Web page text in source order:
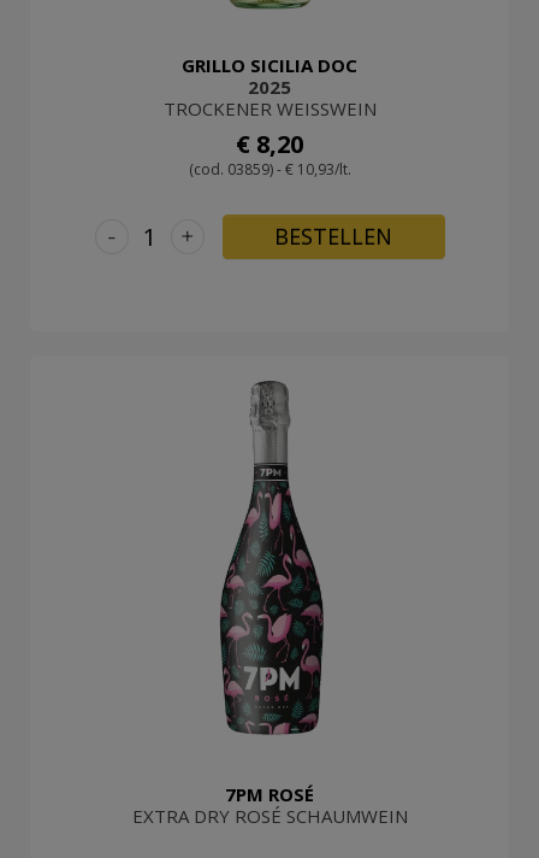
GRILLO SICILIA DOC
2025
TROCKENER WEISSWEIN
€ 8,20
(cod. 03859) - € 10,93/lt.
+
- BESTELLEN
7PM ROSÉ
EXTRA DRY ROSÉ SCHAUMWEIN